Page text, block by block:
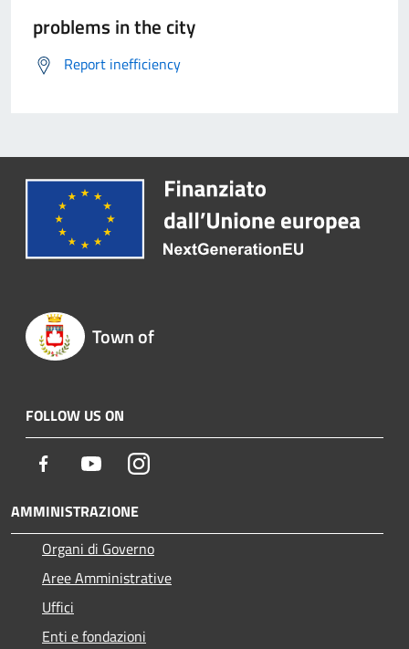
problems in the city
Report inefficiency
Town of
FOLLOW US ON
Facebook YoutubeInstagram
AMMINISTRAZIONE
Organi di Governo
Aree Amministrative
Uffici
Enti e fondazioni